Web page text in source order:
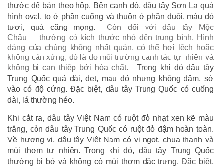
thước để bán theo hộp. Bên cạnh đó, dâu tây Sơn La quả
hình oval, to ở phần cuống và thuôn ở phần đuôi, màu đỏ
tươi, quả căng mọng.
Còn đối với dâu tây Mộc
Châu
thường có kích thước nhỏ đến trung bình. Hình
dáng của chúng không nhất quán, có thể hơi lệch hoặc
không cân xứng, đó là do môi trường canh tác tự nhiên và
không bị can thiệp bởi hóa chất.
Trong khi đó dâu tây
Trung Quốc quả dài, dẹt, màu đỏ nhưng không đậm, sờ
vào có độ cứng. Đặc biệt, dâu tây Trung Quốc có cuống
dài, lá thường héo.
Khi cắt ra, dâu tây Việt Nam có ruột đỏ nhạt xen kẽ màu
trắng, còn dâu tây Trung Quốc có ruột đỏ đậm hoàn toàn.
Về hương vị, dâu tây Việt Nam có vị ngọt, chua thanh và
mùi thơm tự nhiên. Trong khi đó, dâu tây Trung Quốc
thường bị bở và không có mùi thơm đặc trưng. Đặc biệt,